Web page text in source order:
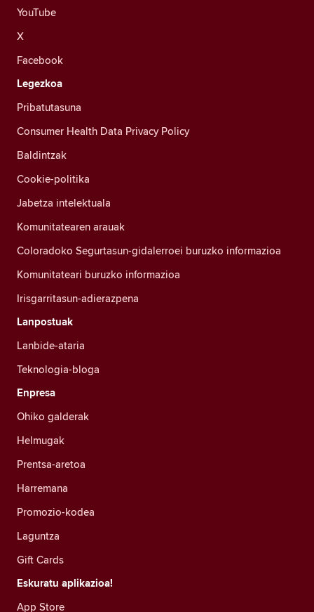
YouTube
X
Facebook
Legezkoa
Pribatutasuna
Consumer Health Data Privacy Policy
Baldintzak
Cookie-politika
Jabetza intelektuala
Komunitatearen arauak
Coloradoko Segurtasun-gidalerroei buruzko informazioa
Komunitateari buruzko informazioa
Irisgarritasun-adierazpena
Lanpostuak
Lanbide-ataria
Teknologia-bloga
Enpresa
Ohiko galderak
Helmugak
Prentsa-aretoa
Harremana
Promozio-kodea
Laguntza
Gift Cards
Eskuratu aplikazioa!
App Store